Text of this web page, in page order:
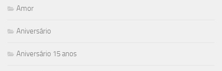
Amor
Aniversário
Aniversário 15 anos